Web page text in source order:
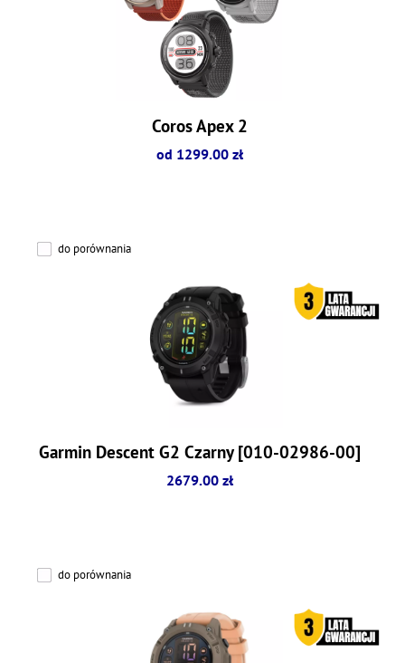
Coros Apex 2
od 1299.00 zł
do porównania
Garmin Descent G2 Czarny [010-02986-00]
2679.00 zł
do porównania